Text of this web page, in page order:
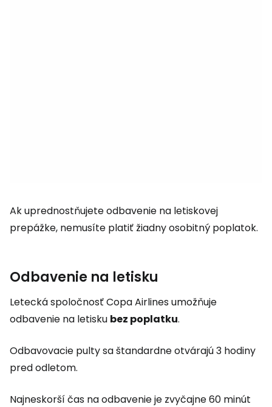
Ak uprednostňujete odbavenie na letiskovej
prepážke, nemusíte platiť žiadny osobitný poplatok.
Odbavenie na letisku
Letecká spoločnosť Copa Airlines umožňuje
odbavenie na letisku bez poplatku.
Odbavovacie pulty sa štandardne otvárajú 3 hodiny
pred odletom.
Najneskorší čas na odbavenie je zvyčajne 60 minút